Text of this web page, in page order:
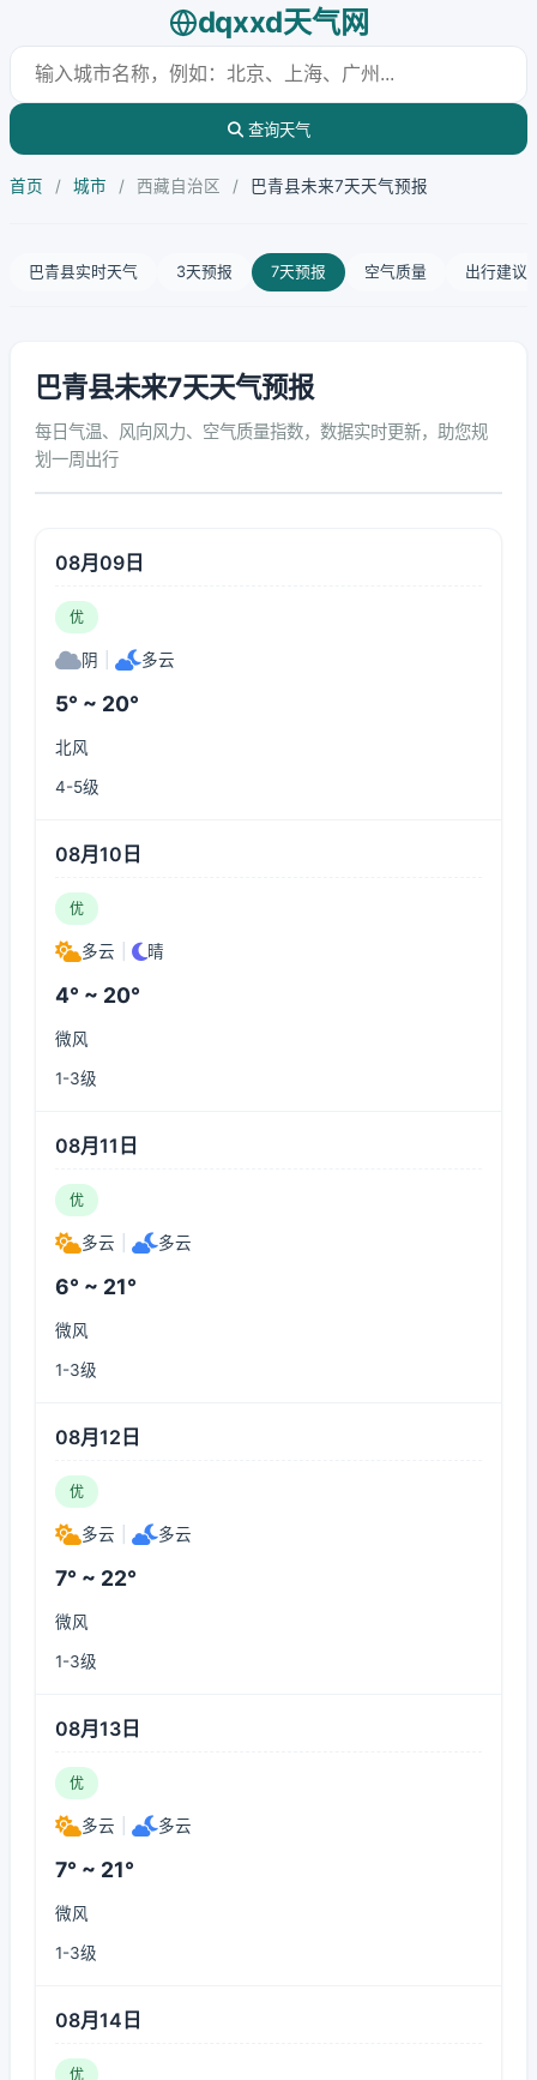
dqxxd天气网
查询天气
首页 / 城市 / 西藏自治区 / 巴青县未来7天天气预报
巴青县实时天气 3天预报 7天预报 空气质量 出行建议
巴青县未来7天天气预报
每日气温、风向风力、空气质量指数，数据实时更新，助您规
划一周出行
08月09日
优
阴 多云
5° ~ 20°
北风
4-5级
08月10日
优
多云 晴
4° ~ 20°
微风
1-3级
08月11日
优
多云 多云
6° ~ 21°
微风
1-3级
08月12日
优
多云 多云
7° ~ 22°
微风
1-3级
08月13日
优
多云 多云
7° ~ 21°
微风
1-3级
08月14日
优